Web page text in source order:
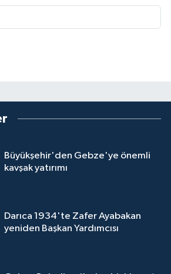
Büyükşehir'den Gebze'ye önemli
kavşak yatırımı
Darıca 1934'te Zafer Ayabakan
yeniden Başkan Yardımcısı